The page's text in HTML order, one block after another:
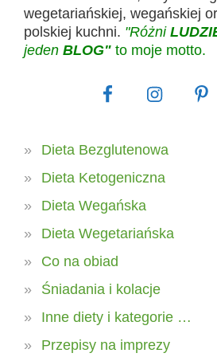
wegetariańskiej, wegańskiej
polskiej kuchni. "Różni
jeden BLOG" to moje motto.
Dieta Bezglutenowa
Dieta Ketogeniczna
Dieta Wegańska
Dieta Wegetariańska
Co na obiad
Śniadania i kolacje
Inne diety i kategorie …
Przepisy na imprezy